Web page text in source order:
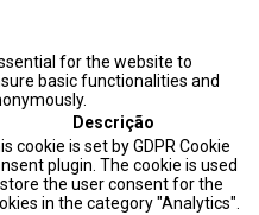
for the website to
basic functionalities and
Descrição
cookie is set by GDPR Cookie
plugin. The cookie is used
the user consent for the
in the category "Analytics".